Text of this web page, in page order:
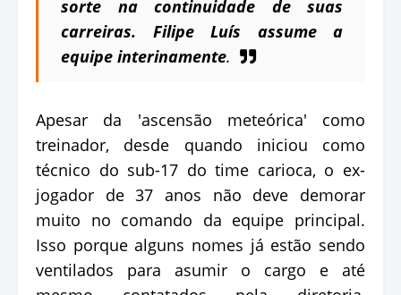
sorte na continuidade de suas
carreiras. Filipe Luís assume a
equipe interinamente.
Apesar da 'ascensão meteórica' como
treinador, desde quando iniciou como
técnico do sub-17 do time carioca, o ex-
jogador de 37 anos não deve demorar
muito no comando da equipe principal.
Isso porque alguns nomes já estão sendo
ventilados para asumir o cargo e até